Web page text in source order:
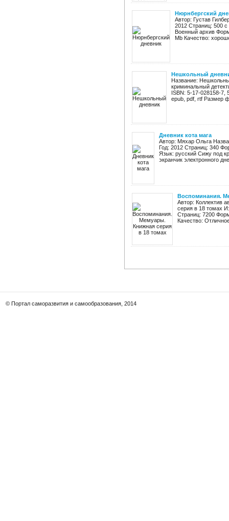
Нюрнбергский
Автор: Густав
2012 Страниц: 500
Военный архив
Mb Качество:
Нешкольный
Название:
криминальный
ISBN: 5-17-028158-7,
epub, pdf, rtf Размер
Дневник кота мага
Автор: Мяхар Ольга
Год: 2012 Страниц: 340
Язык: русский Сижу под
экранчик электронного
Воспоминания.
Автор: Коллектив
серия в 18 томах
Страниц: 7200
Качество:
© Портал саморазвития и самообразования, 2014